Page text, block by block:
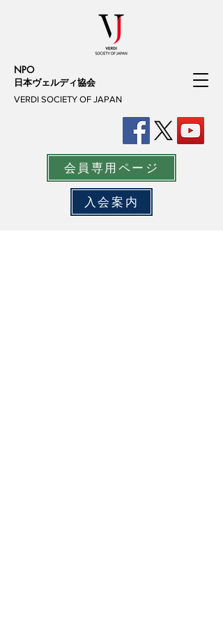
NPO
日本ヴェルディ協会
VERDI SOCIETY OF JAPAN
会員専用ページ
入会案内